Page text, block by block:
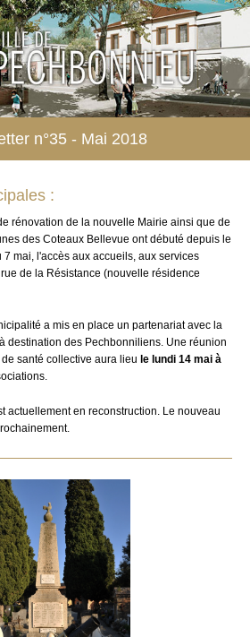
n°35 - Mai 2018
:
rénovation de la nouvelle Mairie ainsi que de
des Coteaux Bellevue ont débuté depuis le
7 mai, l'accès aux accueils, aux services
de la Résistance (nouvelle résidence
a mis en place un partenariat avec la
destination des Pechbonniliens. Une réunion
santé collective aura lieu le lundi 14 mai à
actuellement en reconstruction. Le nouveau